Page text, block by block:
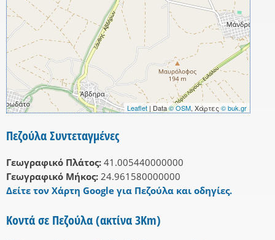
Leaflet | Data© OSM, Χάρτες© buk.gr
Πεζούλα Συντεταγμένες
Γεωγραφικό Πλάτος: 41.005440000000
Γεωγραφικό Μήκος: 24.961580000000
Δείτε τον Χάρτη Google για Πεζούλα και οδηγίες.
Κοντά σε Πεζούλα (ακτίνα 3Km)